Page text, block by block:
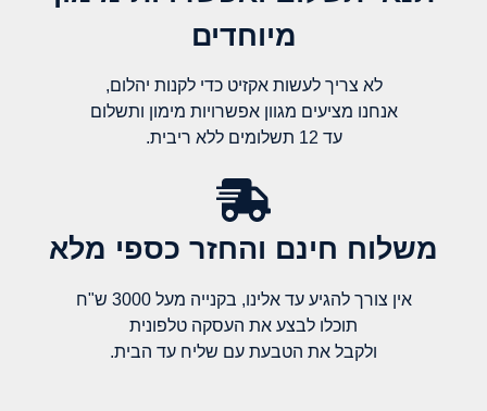
מיוחדים
לא צריך לעשות אקזיט כדי לקנות יהלום,
אנחנו מציעים מגוון אפשרויות מימון ותשלום
עד 12 תשלומים ללא ריבית.
משלוח חינם והחזר כספי מלא​
אין צורך להגיע עד אלינו, בקנייה מעל 3000 ש"ח
תוכלו לבצע את העסקה טלפונית
ולקבל את הטבעת עם שליח עד הבית.